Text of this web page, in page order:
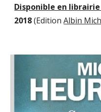
Disponible en
2018 (Edition Albin